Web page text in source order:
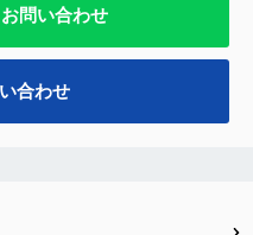
問い合わせ
合わせ